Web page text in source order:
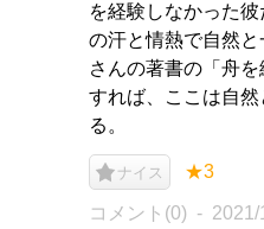
を経験しなかった
の汗と情熱で自然
さんの著書の「舟
すれば、ここは自
る。
ナイス ★3
コメント(0) 2021/